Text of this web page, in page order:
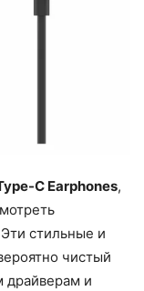
C Earphones,
стильные и
чистый
драйверам и